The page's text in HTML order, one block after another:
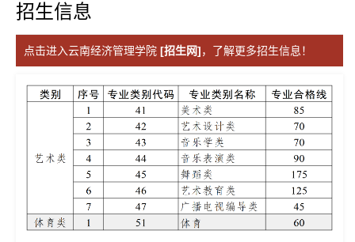
招生信息
点击进入云南经济管理学院 [招生网]，了解更多招生信息！